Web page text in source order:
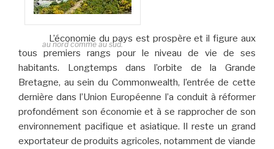
au nord comme au sud.
L’économie du pays est prospère et il figure aux
tous premiers rangs pour le niveau de vie de ses
habitants. Longtemps dans l’orbite de la Grande
Bretagne, au sein du Commonwealth, l’entrée de cette
dernière dans l’Union Européenne l’a conduit à réformer
profondément son économie et à se rapprocher de son
environnement pacifique et asiatique. Il reste un grand
exportateur de produits agricoles, notamment de viande